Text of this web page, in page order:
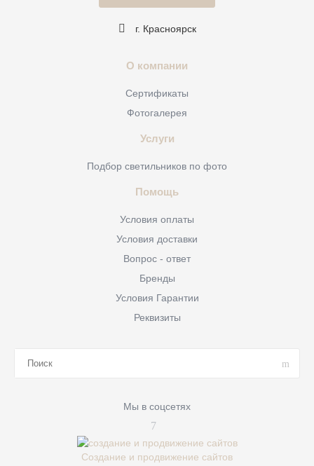
г. Красноярск
О компании
Сертификаты
Фотогалерея
Услуги
Подбор светильников по фото
Помощь
Условия оплаты
Условия доставки
Вопрос - ответ
Бренды
Условия Гарантии
Реквизиты
Мы в соцсетях
Создание и продвижение сайтов